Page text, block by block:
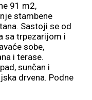
91 m2,
stambene
Sastoji se od
sa trpezarijom i
sobe,
i terase.
sunčan i
drvena. Podne